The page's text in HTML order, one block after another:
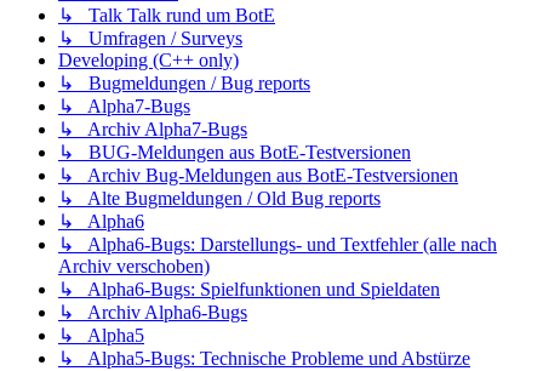
↳ Talk Talk rund um BotE
↳ Umfragen / Surveys
Developing (C++ only)
↳ Bugmeldungen / Bug reports
↳ Alpha7-Bugs
↳ Archiv Alpha7-Bugs
↳ BUG-Meldungen aus BotE-Testversionen
↳ Archiv Bug-Meldungen aus BotE-Testversionen
↳ Alte Bugmeldungen / Old Bug reports
↳ Alpha6
↳ Alpha6-Bugs: Darstellungs- und Textfehler (alle nach
Archiv verschoben)
↳ Alpha6-Bugs: Spielfunktionen und Spieldaten
↳ Archiv Alpha6-Bugs
↳ Alpha5
↳ Alpha5-Bugs: Technische Probleme und Abstürze